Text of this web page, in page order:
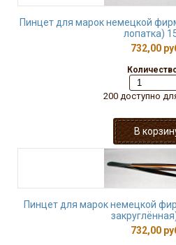
Пинцет для марок немецкой
лопатка)
732,00
200 доступно
Пинцет для марок немецкой
732,00